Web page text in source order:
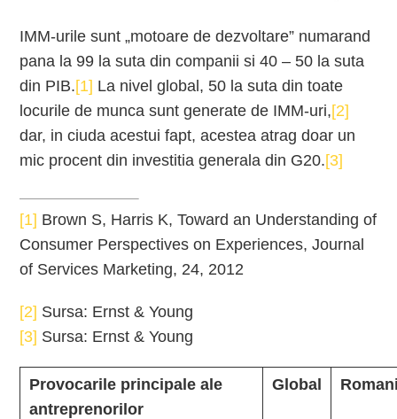
IMM-urile sunt „motoare de dezvoltare” numarand
pana la 99 la suta din companii si 40 – 50 la suta
din PIB.[1] La nivel global, 50 la suta din toate
locurile de munca sunt generate de IMM-uri,[2]
dar, in ciuda acestui fapt, acestea atrag doar un
mic procent din investitia generala din G20.[3]
[1] Brown S, Harris K, Toward an Understanding of
Consumer Perspectives on Experiences, Journal
of Services Marketing, 24, 2012
[2] Sursa: Ernst & Young
[3] Sursa: Ernst & Young
Provocarile principale ale
antreprenorilor
Global